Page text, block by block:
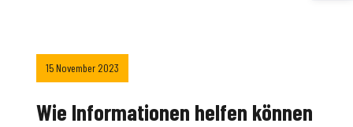
15 November 2023
Wie Informationen helfen können